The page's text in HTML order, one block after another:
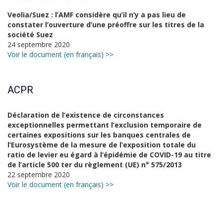
Veolia/Suez : l’AMF considère qu’il n’y a pas lieu de
constater l’ouverture d’une préoffre sur les titres de la
société Suez
24 septembre 2020
Voir le document (en français) >>
ACPR
Déclaration de l’existence de circonstances
exceptionnelles permettant l’exclusion temporaire de
certaines expositions sur les banques centrales de
l’Eurosystème de la mesure de l’exposition totale du
ratio de levier eu égard à l’épidémie de COVID-19 au titre
de l’article 500 ter du règlement (UE) n° 575/2013
22 septembre 2020
Voir le document (en français) >>